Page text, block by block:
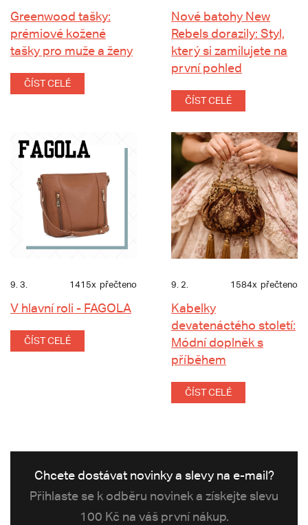
Greenwood tašky:
prémiové kožené
tašky pro muže a ženy
ČÍST CELÉ
Nové batohy New
Rebels dorazily: Styl,
který si zamilujete na
první pohled
ČÍST CELÉ
9. 3. 1415x přečteno
V hlavní roli - FAGOLA
ČÍST CELÉ
9. 2. 1584x přečteno
Kabelky
devatenáctého století:
Módní doplněk s
příběhem
ČÍST CELÉ
Chcete dostávat novinky a slevy na e-mail?
Přihlaste se k odběru novinek a získejte slevu
100 Kč na váš první nákup.